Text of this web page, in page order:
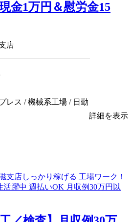
金1万円＆慰労金15
店
レス / 機械系工場 / 日勤
詳細を表示